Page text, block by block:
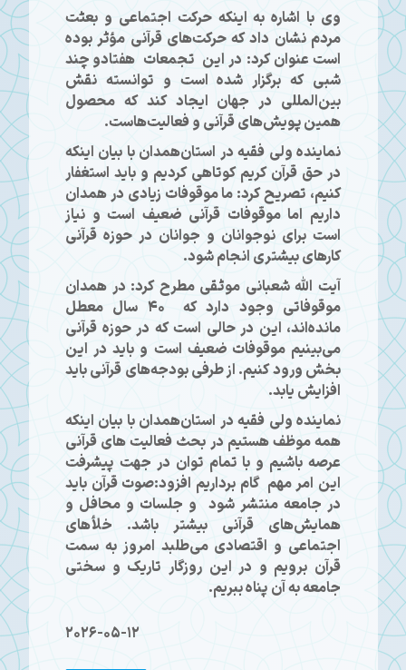
وی با اشاره به اینکه حرکت اجتماعی و بعثت
مردم نشان داد که حرکت‌های قرآنی مؤثر بوده
است عنوان کرد: در این تجمعات هفتادو چند
شبی که برگزار شده است و توانسته نقش
بین‌المللی در جهان ایجاد کند که محصول
همین پویش‌های قرآنی و فعالیت‌هاست.
نماینده ولی فقیه در استان‌همدان با بیان اینکه
در حق قرآن کریم کوتاهی کردیم و باید استغفار
کنیم، تصریح کرد: ما موقوفات زیادی در همدان
داریم اما موقوفات قرآنی ضعیف است و نیاز
است برای نوجوانان و جوانان در حوزه قرآنی
کارهای بیشتری انجام شود.
آیت الله شعبانی موثقی مطرح کرد: در همدان
موقوفاتی‌ وجود دارد که 40 سال معطل
مانده‌اند، این در حالی است که در حوزه قرآنی
می‌بینیم موقوفات ضعیف است و باید در این
بخش ورود کنیم. از طرفی بودجه‌های قرآنی باید
افزایش یابد.
نماینده ولی فقیه در استان‌همدان با بیان اینکه
همه موظف هستیم در بحث فعالیت های قرآنی
عرصه باشیم و با تمام توان در جهت پیشرفت
این امر مهم گام برداریم افزود:صوت قرآن باید
در جامعه منتشر شود و جلسات و محافل و
همایش‌های قرآنی بیشتر باشد. خلأهای
اجتماعی و اقتصادی می‌طلبد امروز به سمت
قرآن برویم و در این روزگار تاریک و سختی
جامعه به آن پناه ببریم.
2026-05-12